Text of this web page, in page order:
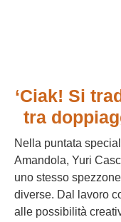
‘Ciak! Si
tra
Nella puntata
Amandola, Yuri
uno stesso
diverse. Dal lavoro
alle possibilità